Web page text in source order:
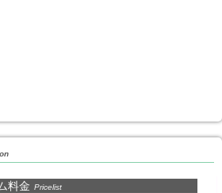
料金 Pricelist